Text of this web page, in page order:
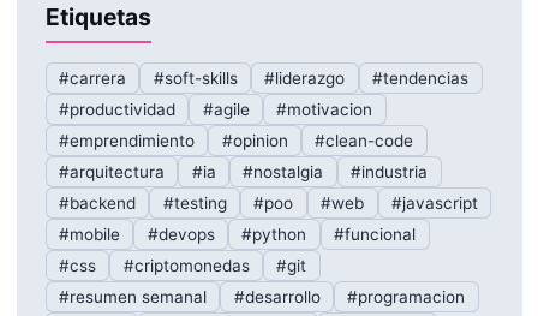
Etiquetas
#carrera #soft-skills #liderazgo
#tendencias
#productividad
#agile
#motivacion
#emprendimiento
#opinion
#clean-code
#arquitectura
#ia #nostalgia
#industria
#backend
#testing #poo #web
#javascript
#mobile
#devops #python
#funcional
#css
#criptomonedas
#git
#resumen semanal
#desarrollo
#programacion